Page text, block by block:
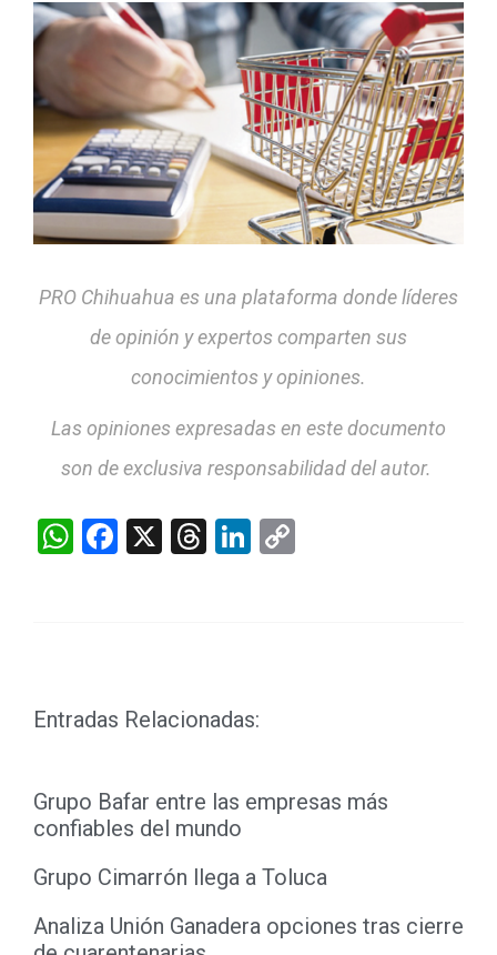
PRO Chihuahua es una plataforma donde líderes
de opinión y expertos comparten sus
conocimientos y opiniones.
Las opiniones expresadas en este documento
son de exclusiva responsabilidad del autor.
WhatsApp
Facebook
X Threads
LinkedIn
Entradas Relacionadas:
Grupo Bafar entre las empresas más
confiables del mundo
Grupo Cimarrón llega a Toluca
Analiza Unión Ganadera opciones tras cierre